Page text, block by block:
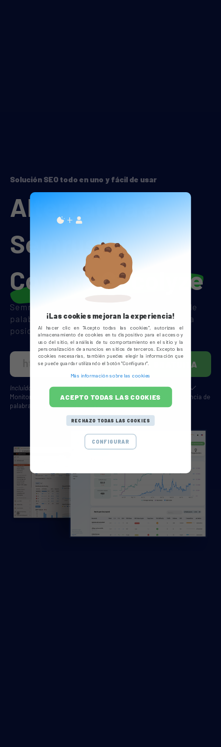
Solución SEO todo en uno y fácil de usar
Alternativa a
Semrush.
Conoce Cocolyze
Semrush puede ser el líder en investigación de
palabras clave, pero solo Cocolyze te ayuda a
posicionarte en ellas.
PRUEBA GRATUITA
Incluido: Seguimiento de posiciones
Análisis de páginas
Monitoreo de backlinks
Análisis de competidores
Sugerencia de
palabras clave ... ¡y mucho más!
¡Las cookies mejoran la experiencia!
Al hacer clic en "Acepto todas las cookies", autorizas el
almacenamiento de cookies en tu dispositivo para el acceso y
uso del sitio, el análisis de tu comportamiento en el sitio y la
personalización de anuncios en sitios de terceros. Excepto las
cookies necesarias, también puedes elegir la información que
se puede guardar utilizando el botón "Configurar".
Más información sobre las cookies
ACEPTO TODAS LAS COOKIES
RECHAZO TODAS LAS COOKIES
CONFIGURAR